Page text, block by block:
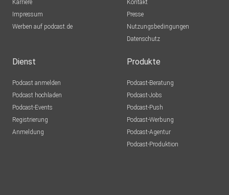
Karriere
Impressum
Werben auf podcast.de
Kontakt
Presse
Nutzungsbedingungen
Datenschutz
Dienst
Podcast anmelden
Podcast hochladen
Podcast-Events
Registrierung
Anmeldung
Produkte
Podcast-Beratung
Podcast-Jobs
Podcast-Push
Podcast-Werbung
Podcast-Agentur
Podcast-Produktion